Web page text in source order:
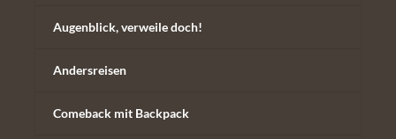
Augenblick, verweile doch!
Andersreisen
Comeback mit Backpack